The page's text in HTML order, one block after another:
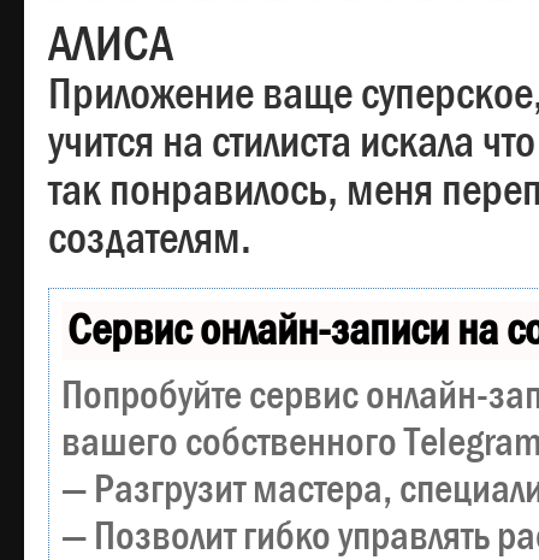
АЛИСА
Приложение ваще
учится на стилиста искала
так понравилось, меня
создателям.
Сервис онлайн-записи на
Попробуйте сервис онлайн-
вашего собственного
— Разгрузит мастера,
— Позволит гибко управлять